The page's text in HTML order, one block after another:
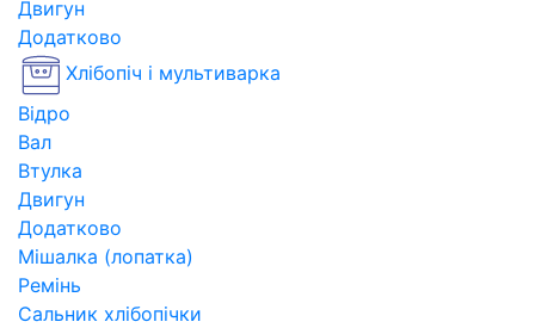
Двигун
Додатково
Хлібопіч і мультиварка
Відро
Вал
Втулка
Двигун
Додатково
Мішалка (лопатка)
Ремінь
Сальник хлібопічки